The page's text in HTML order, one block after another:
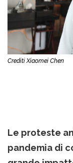
Crediti Xiaomei Chen
Le proteste
pandemia di